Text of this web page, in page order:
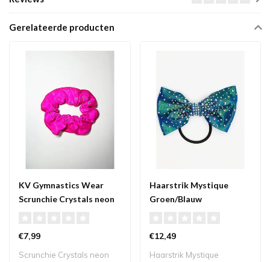
Gerelateerde producten
KV Gymnastics Wear
Scrunchie Crystals neon
€7,99
Scrunchie Crystals neon
Haarstrik Mystique
Groen/Blauw
€12,49
Haarstrik Mystique